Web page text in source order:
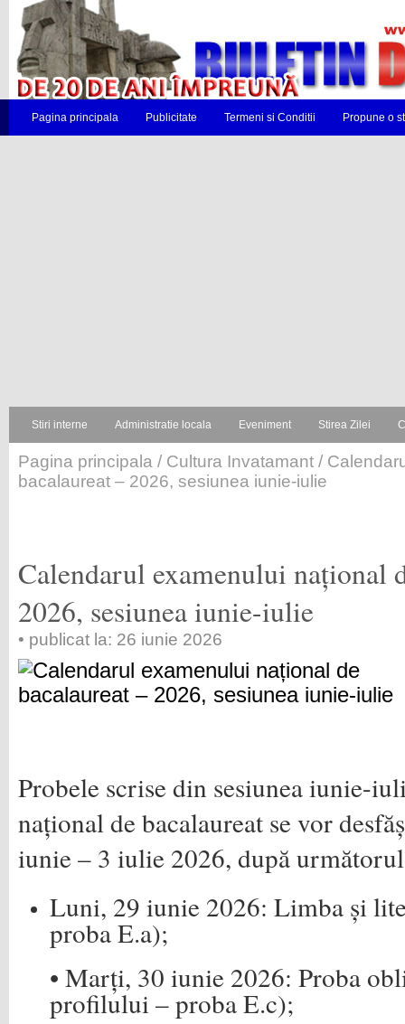
Pagina principala Publicitate Termeni si Conditii Propune o
Stiri interne Administratie locala Eveniment Stirea Zilei
Pagina principala / Cultura Invatamant /
bacalaureat – 2026, sesiunea iunie-iulie
Calendarul examenului național
2026, sesiunea iunie-iulie
• publicat la: 26 iunie 2026
Probele scrise din sesiunea iunie-
național de bacalaureat se vor
iunie – 3 iulie 2026, după
Luni, 29 iunie 2026: Limba și
proba E.a);
• Marți, 30 iunie 2026: Proba
profilului – proba E.c);